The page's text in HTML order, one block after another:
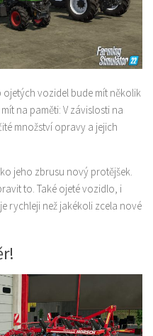
vozidel bude mít několik
na paměti: V závislosti na
množství opravy a jejich
jeho zbrusu nový protějšek.
to. Také ojeté vozidlo, i
rychleji než jakékoli zcela nové